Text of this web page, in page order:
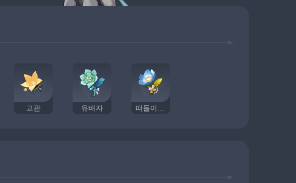
교관 유배자 떠돌이 의사